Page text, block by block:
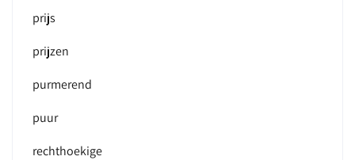
prijs
prijzen
purmerend
puur
rechthoekige